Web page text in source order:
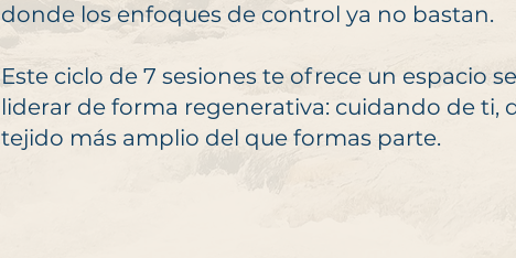
donde los enfoques de control ya no bastan.
Este ciclo de 7 sesiones te ofrece un espacio
liderar de forma regenerativa: cuidando de ti,
tejido más amplio del que formas parte.